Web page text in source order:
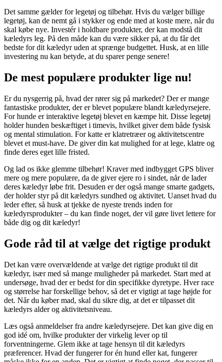
Det samme gælder for legetøj og tilbehør. Hvis du vælger billige
legetøj, kan de nemt gå i stykker og ende med at koste mere, når du
skal købe nye. Investér i holdbare produkter, der kan modstå dit
kæledyrs leg. På den måde kan du være sikker på, at du får det
bedste for dit kæledyr uden at sprænge budgettet. Husk, at en lille
investering nu kan betyde, at du sparer penge senere!
De mest populære produkter lige nu!
Er du nysgerrig på, hvad der rører sig på markedet? Der er mange
fantastiske produkter, der er blevet populære blandt kæledyrsejere.
For hunde er interaktive legetøj blevet en kæmpe hit. Disse legetøj
holder hunden beskæftiget i timevis, hvilket giver dem både fysisk
og mental stimulation. For katte er klatretræer og aktivitetscentre
blevet et must-have. De giver din kat mulighed for at lege, klatre og
finde deres eget lille fristed.
Og lad os ikke glemme tilbehør! Kraver med indbygget GPS bliver
mere og mere populære, da de giver ejere ro i sindet, når de lader
deres kæledyr løbe frit. Desuden er der også mange smarte gadgets,
der holder styr på dit kæledyrs sundhed og aktivitet. Uanset hvad du
leder efter, så husk at tjekke de nyeste trends inden for
kæledyrsprodukter – du kan finde noget, der vil gøre livet lettere for
både dig og dit kæledyr!
Gode råd til at vælge det rigtige produkt
Det kan være overvældende at vælge det rigtige produkt til dit
kæledyr, især med så mange muligheder på markedet. Start med at
undersøge, hvad der er bedst for din specifikke dyretype. Hver race
og størrelse har forskellige behov, så det er vigtigt at tage højde for
det. Når du køber mad, skal du sikre dig, at det er tilpasset dit
kæledyrs alder og aktivitetsniveau.
Læs også anmeldelser fra andre kæledyrsejere. Det kan give dig en
god idé om, hvilke produkter der virkelig lever op til
forventningerne. Glem ikke at tage hensyn til dit kæledyrs
præferencer. Hvad der fungerer for én hund eller kat, fungerer